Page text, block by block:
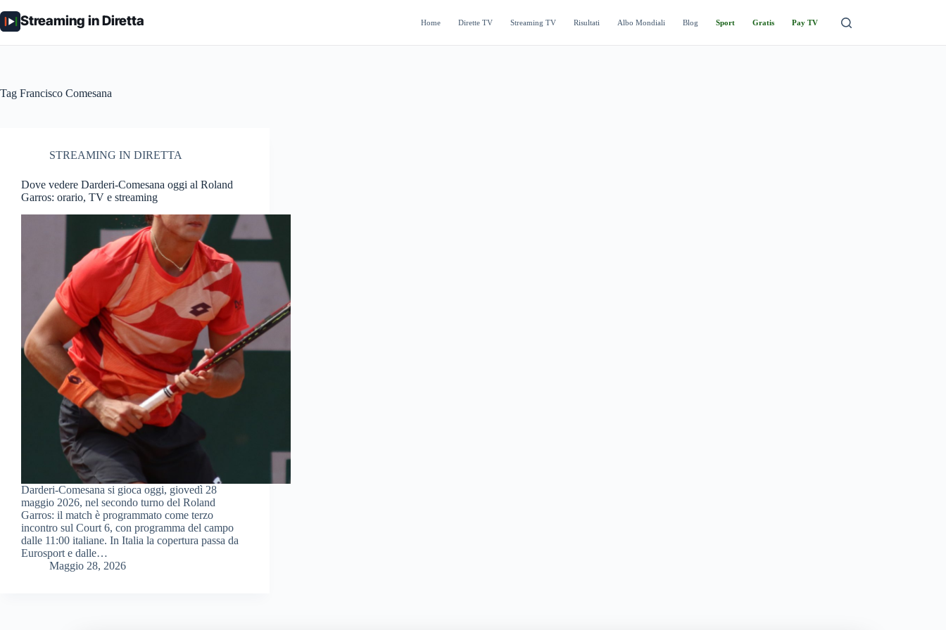
al
contenuto
Streaming in Diretta Home Dirette TV Streaming TV Risultati Albo Mondiali Blog Sport Gratis Pay TV
Tag Francisco Comesana
STREAMING IN DIRETTA
Dove vedere Darderi-Comesana oggi al Roland
Garros: orario, TV e streaming
Darderi-Comesana si gioca oggi, giovedì 28
maggio 2026, nel secondo turno del Roland
Garros: il match è programmato come terzo
incontro sul Court 6, con programma del campo
dalle 11:00 italiane. In Italia la copertura passa da
Eurosport e dalle…
Maggio 28, 2026